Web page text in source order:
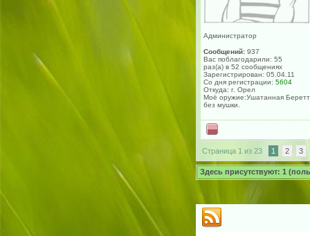
Администратор
Сообщений: 937
Вас поблагодарили: 55
раз(а) в 52 сообщениях
Зарегистрирован: 05.04.11
Со дня регистрации: 5604
Откуда: г. Орел
Моё оружие:Ушатанная
без мушки.
Страница 1 из 23 1 2 3
Здесь присутствуют: 1